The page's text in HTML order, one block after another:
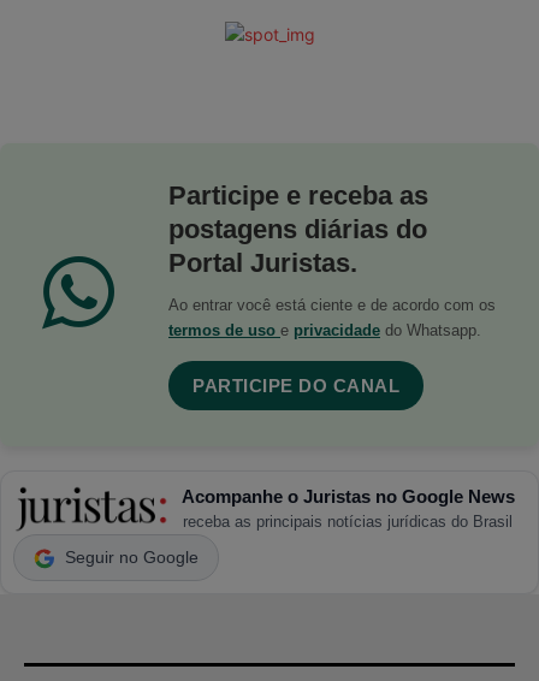
Participe e receba as
postagens diárias do
Portal Juristas.
Ao entrar você está ciente e de acordo com os
termos de uso e privacidade do Whatsapp.
PARTICIPE DO CANAL
Acompanhe o Juristas no Google News
receba as principais notícias jurídicas do Brasil
Seguir no Google